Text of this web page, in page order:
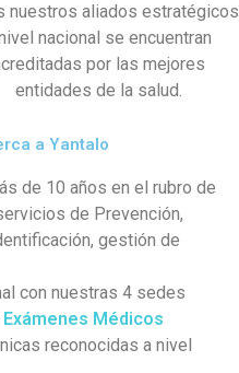
nuestros aliados estratégicos
nacional se encuentran
por las mejores
entidades de la salud.
a Yantalo
de 10 años en el rubro de
de Prevención,
gestión de
con nuestras 4 sedes
Exámenes Médicos
reconocidas a nivel